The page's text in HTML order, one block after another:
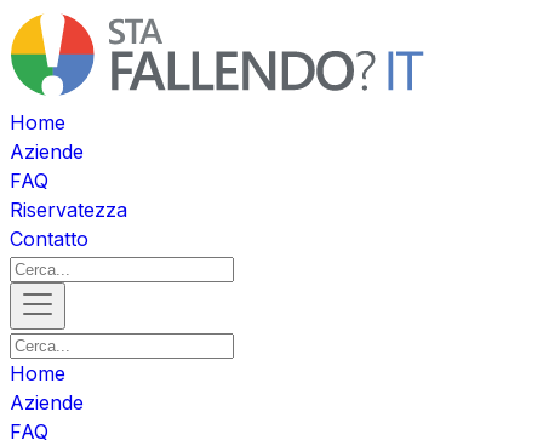
Home
Aziende
FAQ
Riservatezza
Contatto
Home
Aziende
FAQ